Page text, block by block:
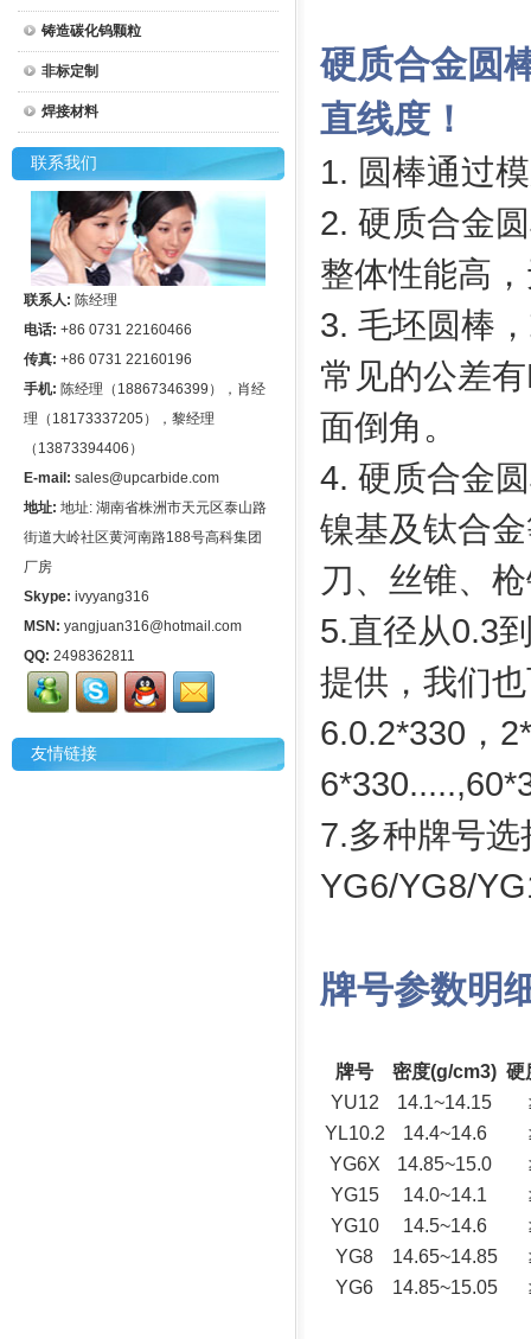
铸造碳化钨颗粒
非标定制
焊接材料
联系我们
联系人: 陈经理
电话: +86 0731 22160466
传真: +86 0731 22160196
手机: 陈经理（18867346399），肖经
理（18173337205），黎经理
（13873394406）
E-mail: sales@upcarbide.com
地址: 地址: 湖南省株洲市天元区泰山路
街道大岭社区黄河南路188号高科集团
厂房
Skype: ivyyang316
MSN: yangjuan316@hotmail.com
QQ: 2498362811
友情链接
硬质合金圆
直线度！
1. 圆棒通过
2. 硬质合金
整体性能高
3. 毛坯圆棒
常见的公差
面倒角。
4. 硬质合金
镍基及钛合
刀、丝锥、
5.直径从0.3
提供，我们
6.0.2*330，
7.多种牌号选
YG6/YG8/
牌号参数明
牌号 密度(g/cm3) 硬
YU12
14.1~14.15
YL10.2
14.4~14.6
YG6X
14.85~15.0
YG15
14.0~14.1
YG10
14.5~14.6
YG8
14.65~14.85
YG6
14.85~15.05